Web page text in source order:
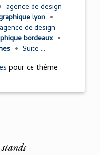
agence de design
lyon •
agence de design
bordeaux •
• Suite ...
pour ce thème